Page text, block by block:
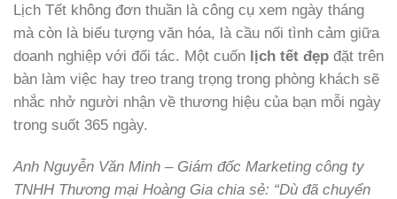
Lịch Tết không đơn thuần là công cụ xem ngày tháng
mà còn là biểu tượng văn hóa, là cầu nối tình cảm giữa
doanh nghiệp với đối tác. Một cuốn lịch tết đẹp đặt trên
bàn làm việc hay treo trang trọng trong phòng khách sẽ
nhắc nhở người nhận về thương hiệu của bạn mỗi ngày
trong suốt 365 ngày.
Anh Nguyễn Văn Minh – Giám đốc Marketing công ty
TNHH Thương mại Hoàng Gia chia sẻ: “Dù đã chuyển